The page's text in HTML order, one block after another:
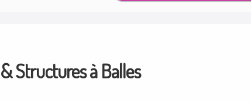
Structures à Balles